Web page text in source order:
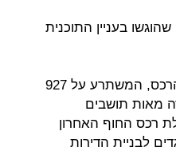
אמורה המועצה הארצית לדון ב־21 עררים שהוגשו בעניין התוכנית
אחד העררים נוגע לעתידו של רכס הכורכר הנכלל בתוכנית. הרכס, המשתרע על 927
מאות תושבים
רכס החוף האחרון
לבניית הדירות